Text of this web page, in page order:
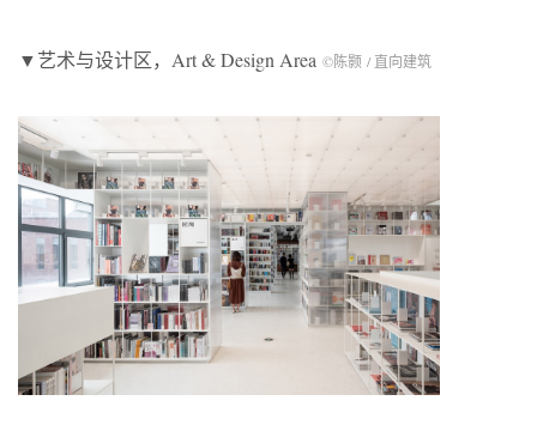
▼艺术与设计区，Art & Design Area ©陈颢 / 直向建筑